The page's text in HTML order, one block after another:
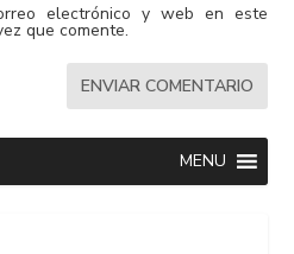
electrónico y web en este
que comente.
MENU